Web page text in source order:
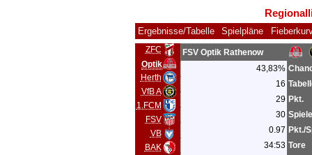
Ergebnisse/Tabelle Spielpläne
ZFC
Optik
Herth
VfB A
1.FCM
FSV
VB
BAK
FSV Optik Rathenow
43,83%
16
29 Pkt.
30
0.97 Pkt./
34:53 Tore